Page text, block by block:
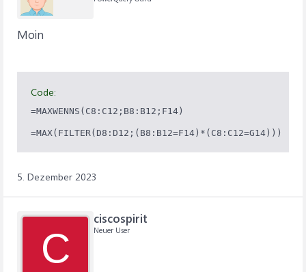
Moin
Code:
=MAXWENNS(C8:C12;B8:B12;F14)
=MAX(FILTER(D8:D12;(B8:B12=F14)*(C8:C12=G14)))
5. Dezember 2023
C
ciscospirit
Neuer User